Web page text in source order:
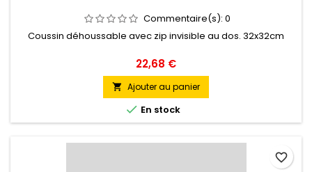
Commentaire(s): 0
Coussin déhoussable avec zip invisible au dos. 32x32cm
Prix
22,68 €
 Ajouter au panier
 En stock
favorite_border